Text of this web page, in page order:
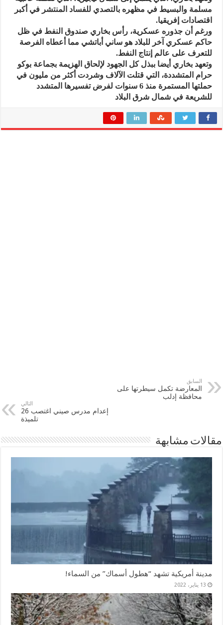
مسلمة والبسيط في مظهره بالتصدي للفساد المنتشر في أكبر
اقتصادات إفريقيا.
ورغم أن جذوره عسكرية، رأس بخاري صندوق النفط في ظل
حاكم عسكري آخر للبلاد هو ساني أباتشي مما أعطاه الفرصة
للتعرف على عالم إنتاج النفط.
وتعهد بخاري أيضا ببذل كل الجهود لإلحاق الهزيمة بجماعة بوكو
حرام المتشددة، التي قتلت الآلاف وشردت أكثر من مليون في
حملتها المستمرة منذ 6 سنوات لفرض تفسيرها المتشدد
للشريعة في شمال شرق البلاد
السابق
المعارضة تكمل سيطرتها على
محافظة إدلب
التالي
إعدام مدرس صيني اغتصب 26
تلميذة
مقالات مشابهة
مدينة أمريكية تشهد “هطول أسماك” من السماء!
13 يناير، 2022